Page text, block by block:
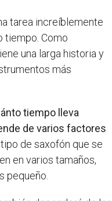
tarea increíblemente
tiempo. Como
una larga historia y
más
tiempo lleva
de varios factores
de saxofón que se
en varios tamaños,
pequeño.